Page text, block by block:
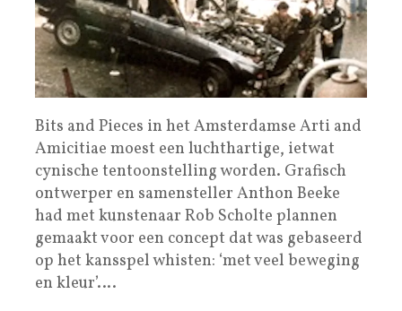
Bits and Pieces in het Amsterdamse Arti and
Amicitiae moest een luchthartige, ietwat
cynische tentoonstelling worden. Grafisch
ontwerper en samensteller Anthon Beeke
had met kunstenaar Rob Scholte plannen
gemaakt voor een concept dat was gebaseerd
op het kansspel whisten: ‘met veel beweging
en kleur’….